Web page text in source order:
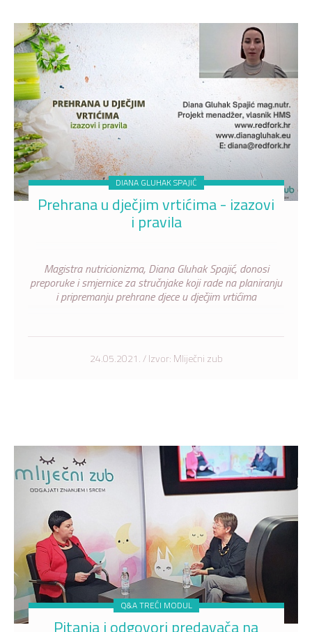
DIANA GLUHAK SPAJIĆ
Prehrana u dječjim vrtićima - izazovi
i pravila
Magistra nutricionizma, Diana Gluhak Spajić, donosi
preporuke i smjernice za stručnjake koji rade na planiranju
i pripremanju prehrane djece u dječjim vrtićima
24.05.2021. / Izvor: Mliječni zub
Q&A TREĆI MODUL
Pitanja i odgovori predavača na